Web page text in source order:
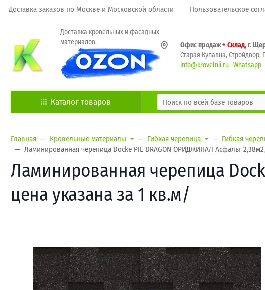
Доставка заказов по Москве и Московской области Пользовательское
Доставка кровельных и фасадных
материалов.
Офис продаж+ Склад, г.
Старая Купавна, Стройдвор,
info@krovelnii.ru Whatsapp
Каталог товаров
Главная Кровельные материалы Гибкая черепица
Гибкая
Ламинированная черепица Docke PIE DRAGON ОРИДЖИНАЛ Асфальт
Ламинированная черепица
цена указана за 1 кв.м/